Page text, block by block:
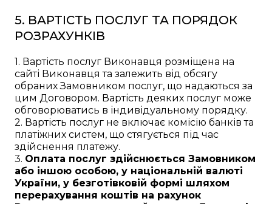
5. ВАРТІСТЬ ПОСЛУГ ТА ПОРЯДОК
РОЗРАХУНКІВ
1. Вартість послуг Виконавця розміщена на
сайті Виконавця та залежить від обсягу
обраних Замовником послуг, що надаються за
цим Договором. Вартість деяких послуг може
обговорюватись в індивідуальному порядку.
2. Вартість послуг не включає комісію банків та
платіжних систем, що стягується під час
здійснення платежу.
3. Оплата послуг здійснюється Замовником
або іншою особою, у національній валюті
України, у безготівковій формі шляхом
перерахування коштів на рахунок